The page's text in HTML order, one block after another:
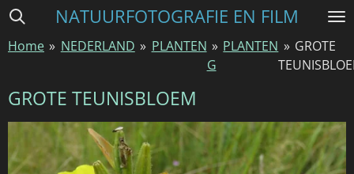
Ga
naar
hoofdinhoud
NATUURFOTOGRAFIE EN FILM
Home » NEDERLAND » PLANTEN » PLANTEN
G
» GROTE
GROTE TEUNISBLOEM